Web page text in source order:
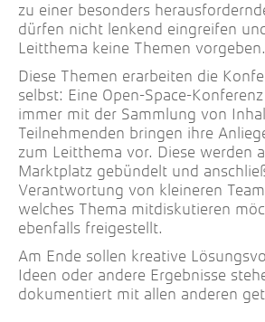
zu einer besonders
dürfen nicht lenkend eingreifen
Leitthema keine Themen vorgeben.
Diese Themen erarbeiten die
selbst: Eine Open-Space-
immer mit der Sammlung von
Teilnehmenden bringen ihre
zum Leitthema vor. Diese werden
Marktplatz gebündelt und
Verantwortung von kleineren
welches Thema mitdiskutieren
ebenfalls freigestellt.
Am Ende sollen kreative
Ideen oder andere Ergebnisse
dokumentiert mit allen anderen